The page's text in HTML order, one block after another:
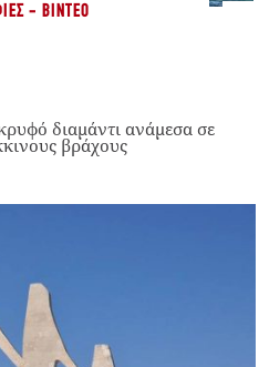
- ΒΊΝΤΕΟ
διαμάντι ανάμεσα σε
βράχους